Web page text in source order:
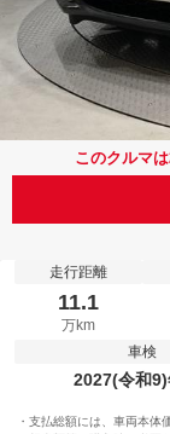
このクルマ
走行距離
11.1
万km
車検
2027(令和9)
支払総額には、車両本体